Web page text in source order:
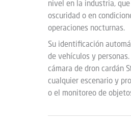
nivel en la industria,
oscuridad o en
operaciones nocturnas.
Su identificación
de vehículos y
cámara de dron cardán
cualquier escenario y
o el monitoreo de